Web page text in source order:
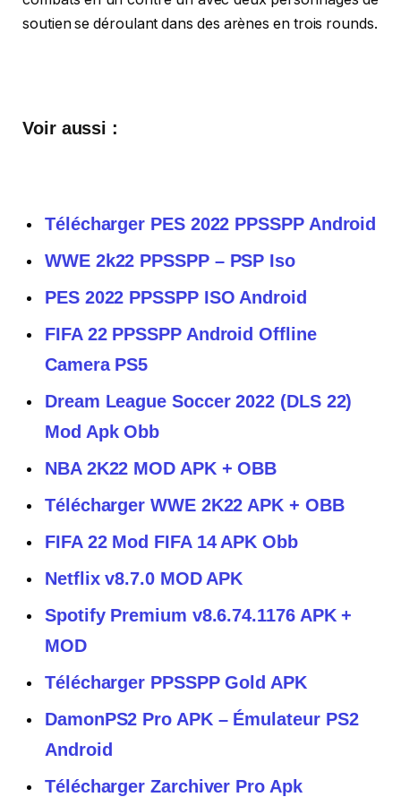
soutien se déroulant dans des arènes en trois rounds.
Voir aussi :
Télécharger PES 2022 PPSSPP Android
WWE 2k22 PPSSPP – PSP Iso
PES 2022 PPSSPP ISO Android
FIFA 22 PPSSPP Android Offline
Camera PS5
Dream League Soccer 2022 (DLS 22)
Mod Apk Obb
NBA 2K22 MOD APK + OBB
Télécharger WWE 2K22 APK + OBB
FIFA 22 Mod FIFA 14 APK Obb
Netflix v8.7.0 MOD APK
Spotify Premium v8.6.74.1176 APK +
MOD
Télécharger PPSSPP Gold APK
DamonPS2 Pro APK – Émulateur PS2
Android
Télécharger Zarchiver Pro Apk